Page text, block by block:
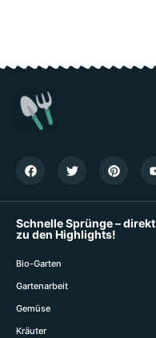
Schnelle Sprünge – direkt
zu den Highlights!
Bio-Garten
Gartenarbeit
Gemüse
Kräuter